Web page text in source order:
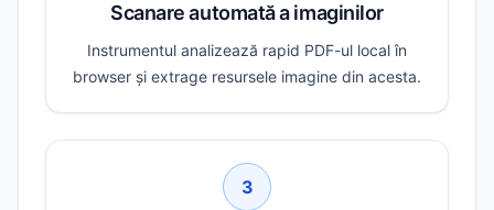
Scanare automată a imaginilor
Instrumentul analizează rapid PDF-ul local în
browser și extrage resursele imagine din acesta.
3